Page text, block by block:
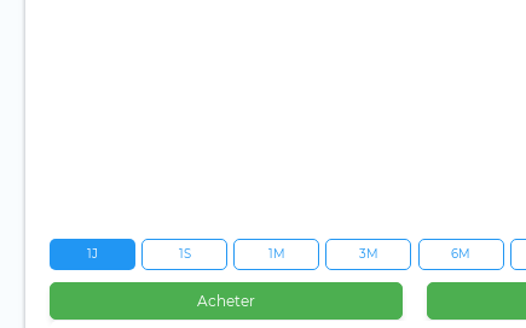
1J 1S 1M 3M 6M
Acheter